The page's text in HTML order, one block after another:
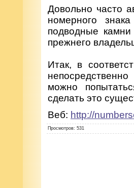
Довольно часто
номерного
подводные
прежнего
Итак, в
можно
сделать это
Веб: http://
Просмотров: 531